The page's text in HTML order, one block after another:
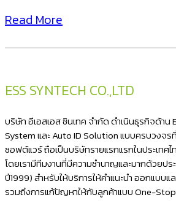
ก
ด้วย
เครื่อง
ฉลาก
NITA
Read More
ESS SYNTECH CO.,LTD
บริษัท อีเอสเอส ซินเทค จำกัด ดำเนินธุรกิจด้าน
System และ Auto ID Solution แบบครบวงจ
ซอฟต์แวร์ ถือเป็นบริษัทรายแรกแรกในประเทศไ
โดยเรามีทีมงานที่มีความชำนาญและมากด้วยป
ปี1999) สำหรับให้บริการให้คำแนะนำ ออกแบบ
รวมถึงการแก้ปัญหาให้กับลูกค้าแบบ One-